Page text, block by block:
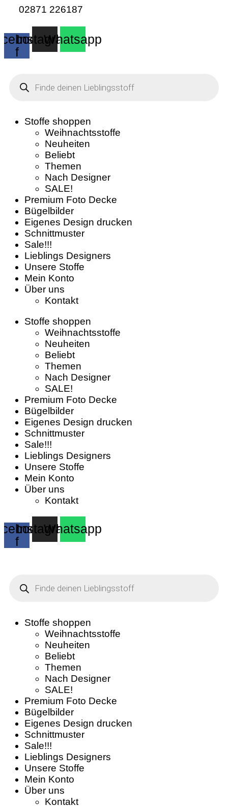
02871 226187
f
InstagramWhatsapp
search
Stoffe shoppen
Weihnachtsstoffe
Neuheiten
Beliebt
Themen
Nach Designer
SALE!
Premium Foto Decke
Bügelbilder
Eigenes Design drucken
Schnittmuster
Sale!!!
Lieblings Designers
Unsere Stoffe
Mein Konto
Über uns
Kontakt
Stoffe shoppen
Weihnachtsstoffe
Neuheiten
Beliebt
Themen
Nach Designer
SALE!
Premium Foto Decke
Bügelbilder
Eigenes Design drucken
Schnittmuster
Sale!!!
Lieblings Designers
Unsere Stoffe
Mein Konto
Über uns
Kontakt
f
InstagramWhatsapp
search
Stoffe shoppen
Weihnachtsstoffe
Neuheiten
Beliebt
Themen
Nach Designer
SALE!
Premium Foto Decke
Bügelbilder
Eigenes Design drucken
Schnittmuster
Sale!!!
Lieblings Designers
Unsere Stoffe
Mein Konto
Über uns
Kontakt